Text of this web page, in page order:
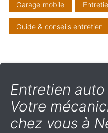
Garage mobile
Guide & conseils entretien
Entretien
Votre
chez vous à